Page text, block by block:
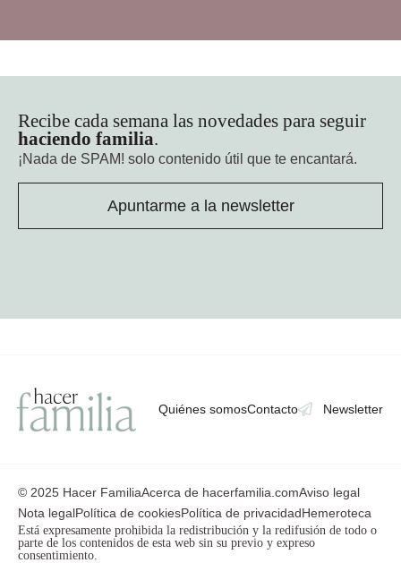
Recibe cada semana las novedades para seguir
haciendo familia.
¡Nada de SPAM! solo contenido útil que te encantará.
Apuntarme a la newsletter
Quiénes somosContacto Newsletter
© 2025 Hacer FamiliaAcerca de hacerfamilia.comAviso legal
Nota legalPolítica de cookiesPolítica de privacidadHemeroteca
Está expresamente prohibida la redistribución y la redifusión de todo o
parte de los contenidos de esta web sin su previo y expreso
consentimiento.